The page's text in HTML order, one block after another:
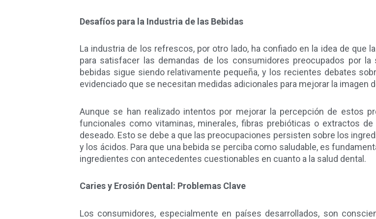
Desafíos para la Industria de las Bebidas
La industria de los refrescos, por otro lado, ha confiado en la idea de que
para satisfacer las demandas de los consumidores preocupados por
bebidas sigue siendo relativamente pequeña, y los recientes debates
evidenciado que se necesitan medidas adicionales para mejorar la imagen
Aunque se han realizado intentos por mejorar la percepción de estos
funcionales como vitaminas, minerales, fibras prebióticas o extractos
deseado. Esto se debe a que las preocupaciones persisten sobre los
y los ácidos. Para que una bebida se perciba como saludable, es
ingredientes con antecedentes cuestionables en cuanto a la salud dental.
Caries y Erosión Dental: Problemas Clave
Los consumidores, especialmente en países desarrollados, son